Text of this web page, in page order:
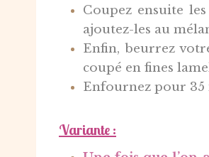
Coupez ensuite
ajoutez-les au
Enfin, beurrez
coupé en fines
Enfournez pour 35
Variante :